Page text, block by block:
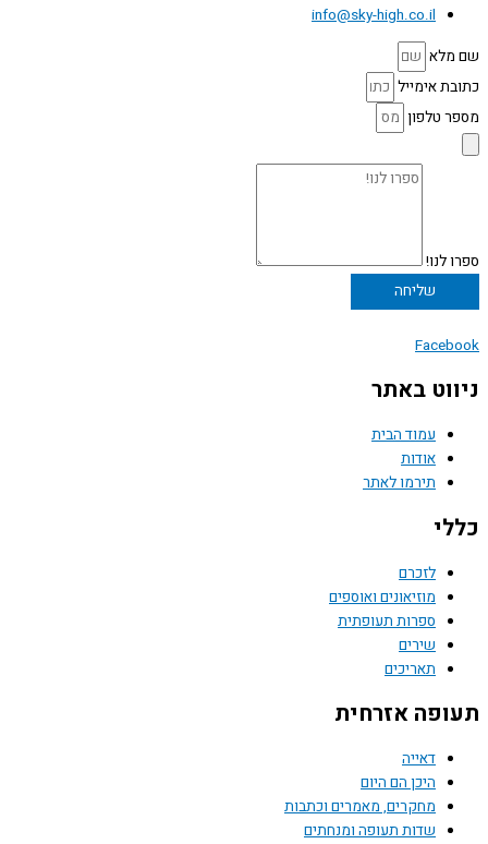
info@sky-high.co.il
שם מלא
כתובת אימייל
מספר טלפון
ספרו לנו!
שליחה
Facebook
ניווט באתר
עמוד הבית
אודות
תירמו לאתר
כללי
לזכרם
מוזיאונים ואוספים
ספרות תעופתית
שירים
תאריכים
תעופה אזרחית
דאייה
היכן הם היום
מחקרים, מאמרים וכתבות
שדות תעופה ומנחתים